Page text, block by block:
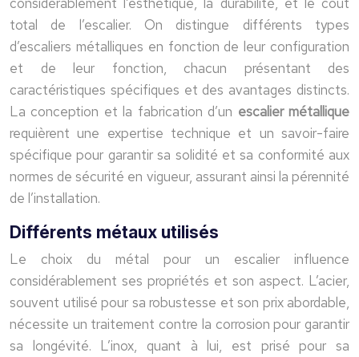
total de l’escalier. On distingue différents types
d’escaliers métalliques en fonction de leur configuration
et de leur fonction, chacun présentant des
caractéristiques spécifiques et des avantages distincts.
La conception et la fabrication d’un escalier métallique
requièrent une expertise technique et un savoir-faire
spécifique pour garantir sa solidité et sa conformité aux
normes de sécurité en vigueur, assurant ainsi la pérennité
de l’installation.
Différents métaux utilisés
Le choix du métal pour un escalier influence
considérablement ses propriétés et son aspect. L’acier,
souvent utilisé pour sa robustesse et son prix abordable,
nécessite un traitement contre la corrosion pour garantir
sa longévité. L’inox, quant à lui, est prisé pour sa